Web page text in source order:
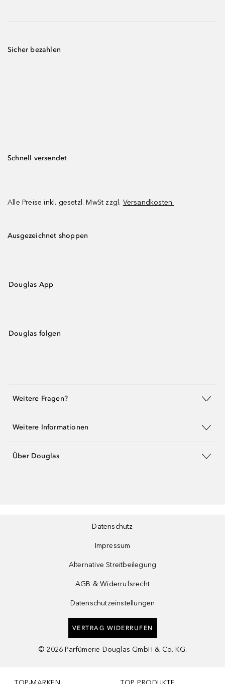
Sicher bezahlen
Schnell versendet
Alle Preise inkl. gesetzl. MwSt zzgl. Versandkosten.
Ausgezeichnet shoppen
Douglas App
Douglas folgen
Weitere Fragen?
Weitere Informationen
Über Douglas
Datenschutz
Impressum
Alternative Streitbeilegung
AGB & Widerrufsrecht
Datenschutzeinstellungen
VERTRAG WIDERRUFEN
© 2026 Parfümerie Douglas GmbH & Co. KG.